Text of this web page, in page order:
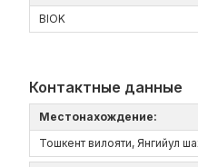
BIOK
Контактные данные
Местонахождение:
Тошкент вилояти, Янгийул